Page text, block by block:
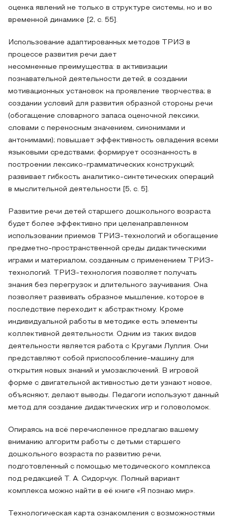
оценка явлений не только в структуре системы, но и во
временной динамике [2, с. 55].
Использование адаптированных методов ТРИЗ в
процессе развития речи дает
несомненные преимущества: в активизации
познавательной деятельности детей; в создании
мотивационных установок на проявление творчества; в
создании условий для развития образной стороны речи
(обогащение словарного запаса оценочной лексики,
словами с переносным значением, синонимами и
антонимами); повышает эффективность овладения всеми
языковыми средствами; формирует осознанность в
построении лексико-грамматических конструкций;
развивает гибкость аналитико-синтетических операций
в мыслительной деятельности [5, с. 5].
Развитие речи детей старшего дошкольного возраста
будет более эффективно при целенаправленном
использовании приемов ТРИЗ-технологий и обогащение
предметно-пространственной среды дидактическими
играми и материалом, созданным с применением ТРИЗ-
технологий. ТРИЗ-технология позволяет получать
знания без перегрузок и длительного заучивания. Она
позволяет развивать образное мышление, которое в
последствие переходит к абстрактному. Кроме
индивидуальной работы в методике есть элементы
коллективной деятельности. Одним из таких видов
деятельности является работа с Кругами Луллия. Они
представляют собой приспособление-машину для
открытия новых знаний и умозаключений. В игровой
форме с двигательной активностью дети узнают новое,
объясняют, делают выводы. Педагоги используют данный
метод для создание дидактических игр и головоломок.
Опираясь на всё перечисленное предлагаю вашему
вниманию алгоритм работы с детьми старшего
дошкольного возраста по развитию речи,
подготовленный с помощью методического комплекса
под редакцией Т. А. Сидорчук. Полный вариант
комплекса можно найти в её книге «Я познаю мир».
Технологическая карта ознакомления с возможностями